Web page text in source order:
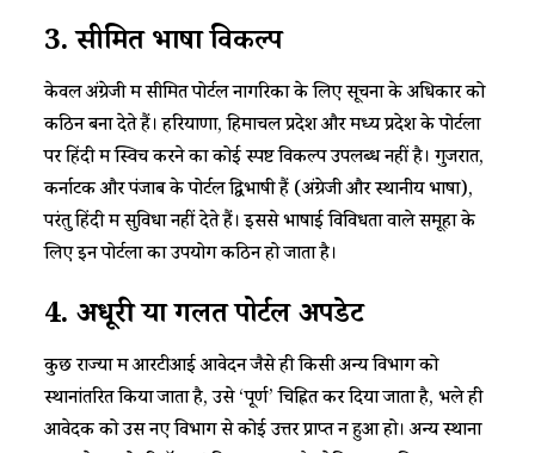
​​3. सीमित भाषा विकल्प​
​​केवल अंग्रेजी में सीमित पोर्टल नागरिकों के लिए सूचना के अधिकार को
कठिन बना देते हैं। हरियाणा, हिमाचल प्रदेश और मध्य प्रदेश के पोर्टलों
पर हिंदी में स्विच करने का कोई स्पष्ट विकल्प उपलब्ध नहीं है। गुजरात,
कर्नाटक और पंजाब के पोर्टल द्विभाषी हैं (अंग्रेजी और स्थानीय भाषा),
परंतु हिंदी में सुविधा नहीं देते हैं। इससे भाषाई विविधता वाले समूहों के
लिए इन पोर्टलों का उपयोग कठिन हो जाता है।​
​​4. अधूरी या गलत पोर्टल अपडेट​
​​कुछ राज्यों में आरटीआई आवेदन जैसे ही किसी अन्य विभाग को
स्थानांतरित किया जाता है, उसे ‘पूर्ण’ चिह्नित कर दिया जाता है, भले ही
आवेदक को उस नए विभाग से कोई उत्तर प्राप्त न हुआ हो। अन्य स्थानों